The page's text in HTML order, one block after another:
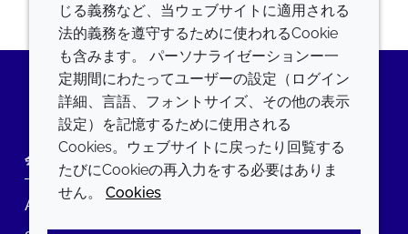
LinkedIn
会社
Annual Report
LEGAL
じる義務など、当ウェブサイトに適用される
法的義務を遵守するために使われるCookie
も含みます。 パーソナライゼーションー一
定期間にわたってユーザーの設定（ログイン
詳細、言語、フォントサイズ、その他の表示
設定）を記憶するために使用される
Cookies。ウェブサイトに戻ったり回覧する
たびにCookieの再入力をする必要はありま
せん。 Cookies